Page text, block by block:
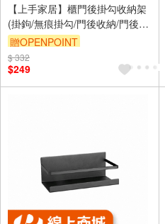
【上手家居】櫃門後掛勾收納架
(掛鉤/無痕掛勾/門後收納/門後
架/掛鈎)
贈OPENPOINT
訂單滿999享9折
$ 332
$249